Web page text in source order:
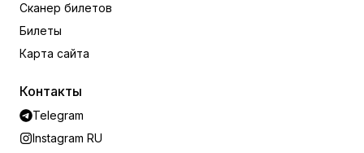
Сканер билетов
Билеты
Карта сайта
Контакты
Telegram
Instagram RU